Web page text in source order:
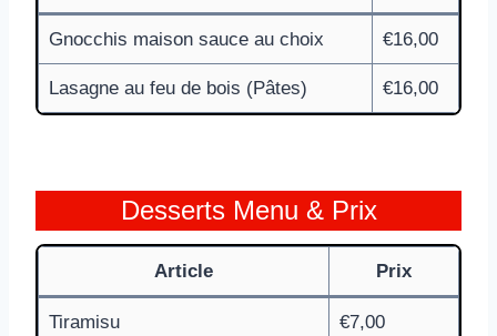
Gnocchis maison sauce au choix €16,00
Lasagne au feu de bois (Pâtes) €16,00
Desserts Menu & Prix
Article Prix
Tiramisu €7,00